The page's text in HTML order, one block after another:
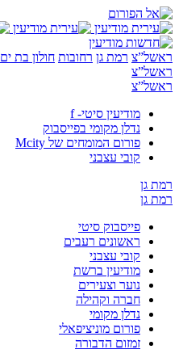
ראשל”צ רמת גן רחובות חולון בת ים
ראשל”צ
ראשל”צ
מודיעין סיטי- f
נדלן מקומי בפייסבוק
פורום המומחים של Mcity
קובי עצבני
רמת גן
רמת גן
פייסבוק סיטי
ראשונים רעבים
קובי עצבני
מודיעין ברשת
נוער וצעירים
חברה וקהילה
נדלן מקומי
פורום מוניציפאלי
זמזום הדבורה